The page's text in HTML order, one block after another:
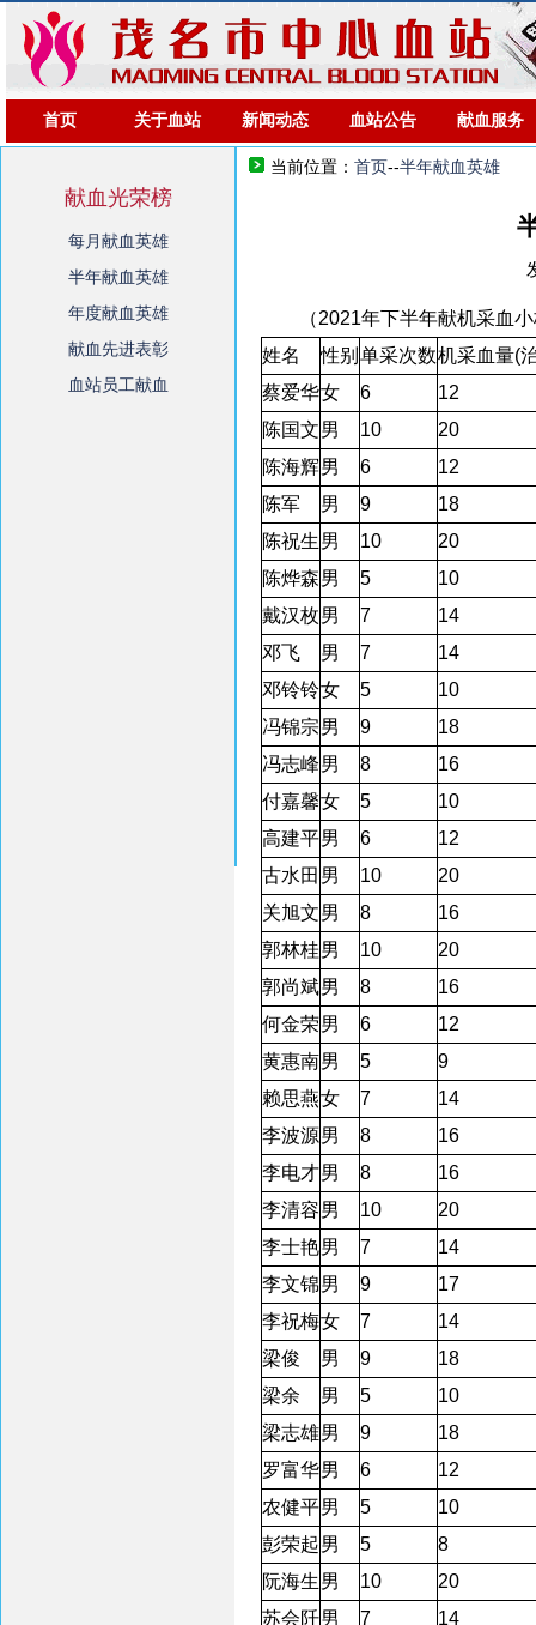
首页 关于血站 新闻动态 血站公告 献血服务
献血光荣榜
每月献血英雄
半年献血英雄
年度献血英雄
献血先进表彰
血站员工献血
当前位置： 首页--半年献血英雄
（2021年下半年献机采血
姓名
性别 单采次数机采血量(
蔡爱华女 6
12
陈国文男 10
20
陈海辉男 6
12
陈军
男 9
18
陈祝生男 10
20
陈烨森男 5
10
戴汉枚男 7
14
邓飞
男 7
14
邓铃铃女 5
10
冯锦宗男 9
18
冯志峰男 8
16
付嘉馨女 5
10
高建平男 6
12
古水田 男 10
20
关旭文男 8
16
郭林桂男 10
20
郭尚斌男 8
16
何金荣男 6
12
黄惠南男 5
9
赖思燕女 7
14
李波源男 8
16
李电才男 8
16
李清容男 10
20
李士艳男 7
14
李文锦男 9
17
李祝梅女 7
14
梁俊
男 9
18
梁余
男 5
10
梁志雄男 9
18
罗富华男 6
12
农健平男 5
10
彭荣起男 5
8
阮海生男 10
20
苏会阡男 7
14